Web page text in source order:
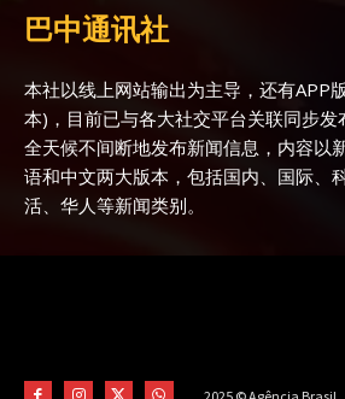
巴中通讯社
本社以线上网站输出为主导，还有APP
本)，目前已与各大社交平台关联同步发
全天候不间断地发布新闻信息，内容以
语和中文两大版本，包括国内、国际、
活、华人等新闻类别。